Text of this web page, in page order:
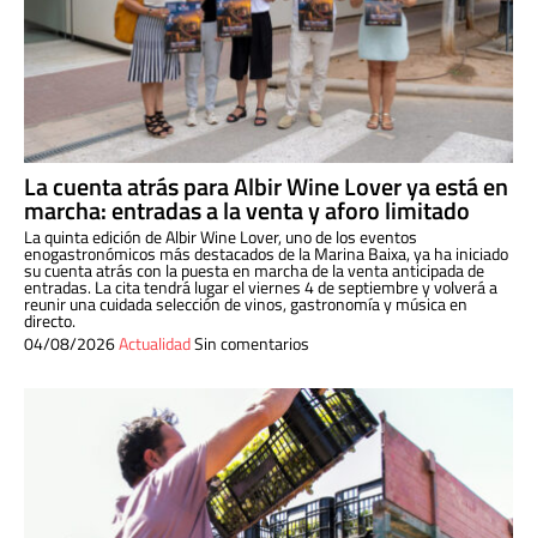
La cuenta atrás para Albir Wine Lover ya está en
marcha: entradas a la venta y aforo limitado
La quinta edición de Albir Wine Lover, uno de los eventos
enogastronómicos más destacados de la Marina Baixa, ya ha iniciado
su cuenta atrás con la puesta en marcha de la venta anticipada de
entradas. La cita tendrá lugar el viernes 4 de septiembre y volverá a
reunir una cuidada selección de vinos, gastronomía y música en
directo.
04/08/2026ActualidadSin comentarios